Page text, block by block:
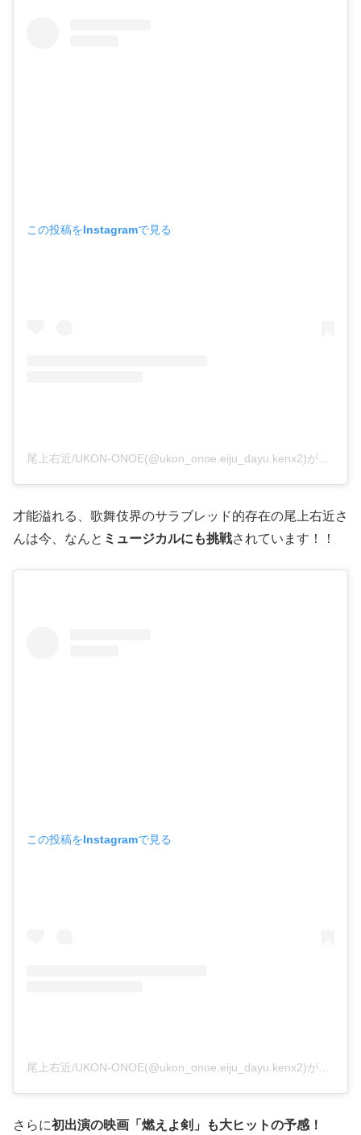
この投稿をInstagramで見る
才能溢れる、歌舞伎界のサラブレッド的存在の尾上右近さ
んは今、なんと ミュージカルにも挑戦されています！！
この投稿をInstagramで見る
尾上右近/UKON-ONOE(@ukon_onoe.eiju_dayu.kenx2)がシェアした投稿
さらに初出演の映画「燃えよ剣」も大ヒットの予感！